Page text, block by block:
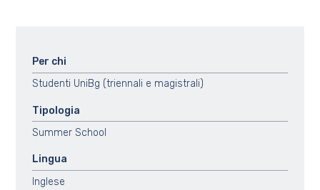
Per chi
Studenti UniBg (triennali e magistrali)
Tipologia
Summer School
Lingua
Inglese